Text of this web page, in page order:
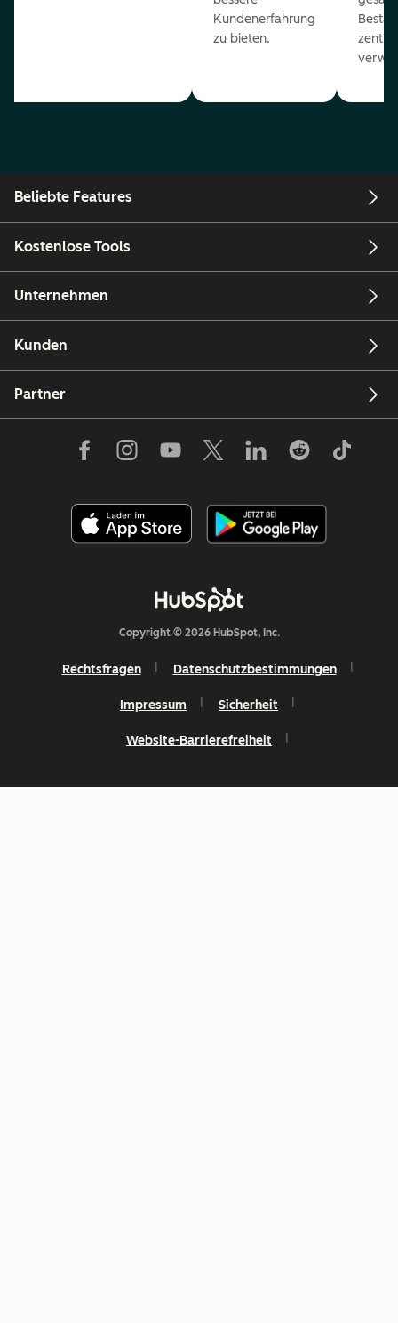
Kundenerfahrung
zu bieten.
Beliebte Features
Kostenlose Tools
Unternehmen
Kunden
Partner
Copyright © 2026 HubSpot, Inc.
Rechtsfragen Datenschutzbestimmungen
Impressum Sicherheit
Website-Barrierefreiheit